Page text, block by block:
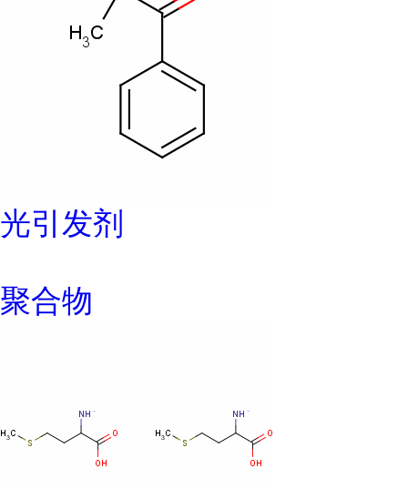
光引发剂
聚合物